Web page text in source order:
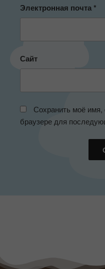
Электронная почта*
Сайт
Сохранить моё имя,
браузере для